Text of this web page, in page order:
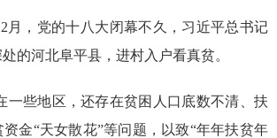
，党的十八大闭幕不久，习近平总书记
的河北阜平县，进村入户看真贫。
些地区，还存在贫困人口底数不清、扶
金“天女散花”等问题，以致“年年扶贫年